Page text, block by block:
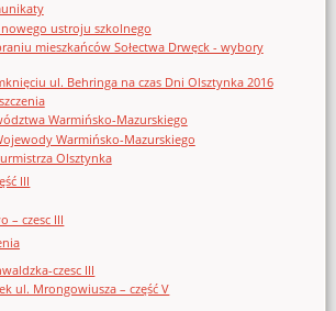
ustroju szkolnego
mieszkańców Sołectwa Drwęck - wybory
ul. Behringa na czas Dni Olsztynka 2016
Warmińsko-Mazurskiego
Warmińsko-Mazurskiego
Olsztynka
III
– czesc III
czesc III
ul. Mrongowiusza – część V